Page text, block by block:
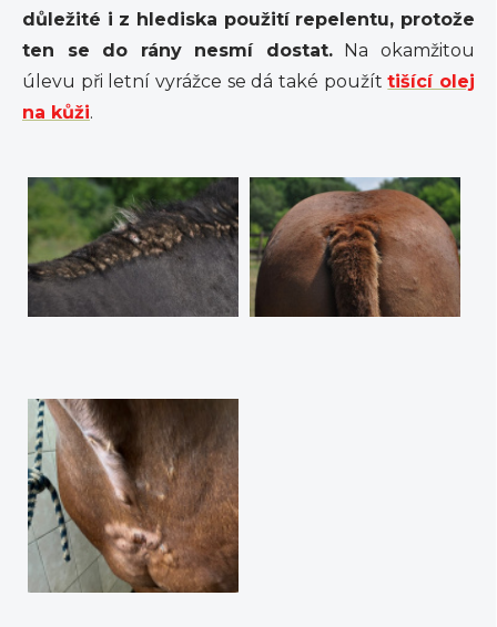
důležité i z hlediska použití repelentu, protože
ten se do rány nesmí dostat.Na okamžitou
úlevu při letní vyrážce se dá také použíttišící olej
na kůži.